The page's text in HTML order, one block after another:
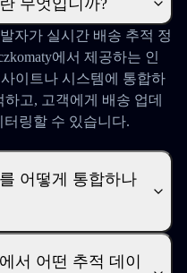
무엇입니까?
자가 실시간 배송 추적 정
에서 제공하는 인
이트나 시스템에 통합하
하고, 고객에게 배송 업데
링할 수 있습니다.
어떻게 통합하나
서 어떤 추적 데이